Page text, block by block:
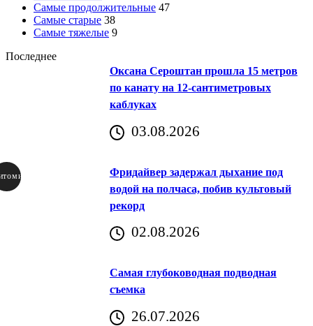
Самые продолжительные 47
Самые старые 38
Самые тяжелые 9
Последнее
Оксана Сероштан прошла 15 метров
по канату на 12-сантиметровых
каблуках
03.08.2026
Фридайвер задержал дыхание под
водой на полчаса, побив культовый
рекорд
02.08.2026
Самая глубоководная подводная
съемка
26.07.2026